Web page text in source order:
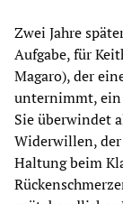
Zwei Jahre
Aufgabe, für
Magaro), der
unternimmt, ein
Sie überwindet
Widerwillen,
Haltung beim